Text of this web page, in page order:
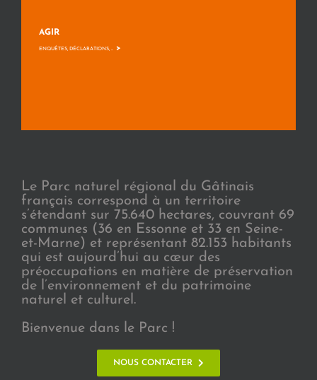
AGIR
ENQUÊTES, DÉCLARATIONS, ... >
Le Parc naturel régional du Gâtinais
français correspond à un territoire
s’étendant sur 75.640 hectares, couvrant 69
communes (36 en Essonne et 33 en Seine-
et-Marne) et représentant 82.153 habitants
qui est aujourd’hui au cœur des
préoccupations en matière de préservation
de l’environnement et du patrimoine
naturel et culturel.
Bienvenue dans le Parc !
NOUS CONTACTER